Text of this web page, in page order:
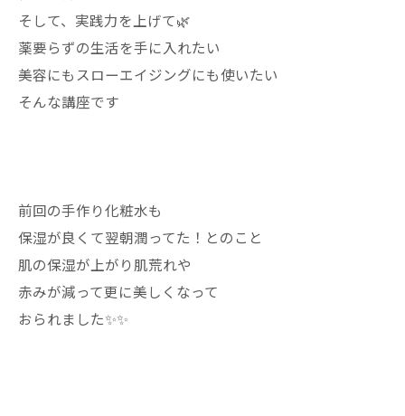
そして、実践力を上げて🌿
薬要らずの生活を手に入れたい
美容にもスローエイジングにも使いたい
そんな講座です
前回の手作り化粧水も
保湿が良くて翌朝潤ってた！とのこと
肌の保湿が上がり肌荒れや
赤みが減って更に美しくなって
おられました✨✨